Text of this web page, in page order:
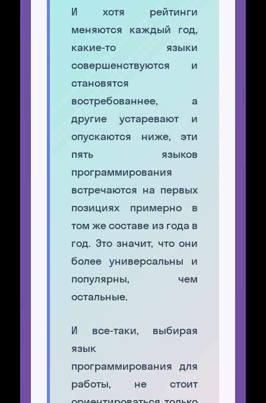
И хотя рейтинги
меняются каждый год,
какие-то языки
совершенствуются и
становятся
востребованнее, а
другие устаревают и
опускаются ниже, эти
пять языков
программирования
встречаются на первых
позициях примерно в
том же составе из года в
год. Это значит, что они
более универсальны и
популярны, чем
остальные.
И все-таки, выбирая
язык
программирования для
работы, не стоит